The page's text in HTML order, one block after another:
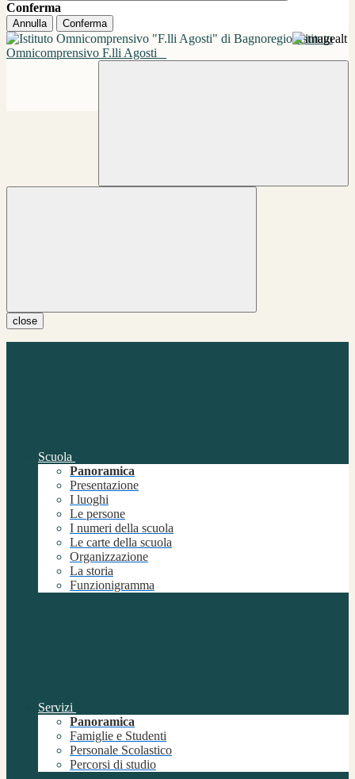
Conferma
Annulla Conferma
Istituto
Omnicomprensivo F.lli Agosti
close
Scuola
Panoramica
Presentazione
I luoghi
Le persone
I numeri della scuola
Le carte della scuola
Organizzazione
La storia
Funzionigramma
Servizi
Panoramica
Famiglie e Studenti
Personale Scolastico
Percorsi di studio